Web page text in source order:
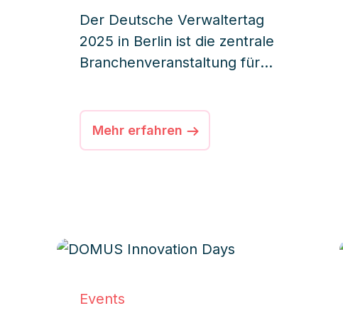
Der Deutsche Verwaltertag
2025 in Berlin ist die zentrale
Branchenveranstaltung für
Immobilienwirtschaft.
Mehr erfahren
Events